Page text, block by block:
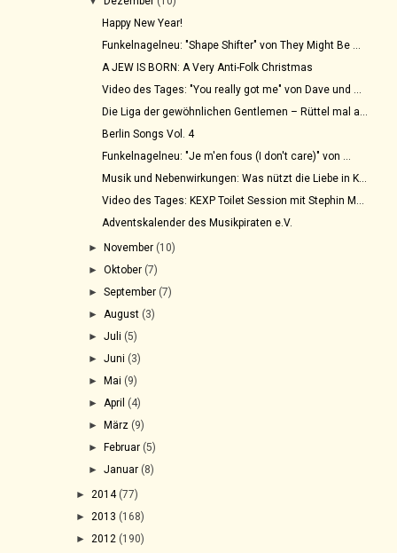
Happy New Year!
Funkelnagelneu: "Shape Shifter" von They Might Be ...
A JEW IS BORN: A Very Anti-Folk Christmas
Video des Tages: "You really got me" von Dave und ...
Die Liga der gewöhnlichen Gentlemen – Rüttel mal a...
Berlin Songs Vol. 4
Funkelnagelneu: "Je m'en fous (I don't care)" von ...
Musik und Nebenwirkungen: Was nützt die Liebe in K...
Video des Tages: KEXP Toilet Session mit Stephin M...
Adventskalender des Musikpiraten e.V.
►November (10)
►Oktober (7)
►September (7)
► August (3)
►Juli (5)
►Juni (3)
►Mai (9)
► April (4)
►März (9)
►Februar (5)
►Januar (8)
► 2014 (77)
► 2013 (168)
► 2012 (190)